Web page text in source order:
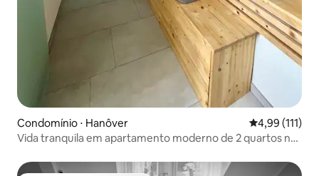
Condomínio ⋅ Hanôver 4,99 de uma
4,99 (111)
Vida tranquila em apartamento moderno de 2 quartos no